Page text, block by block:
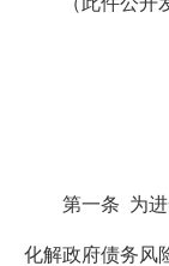
第一条 为进一
化解政府债务风